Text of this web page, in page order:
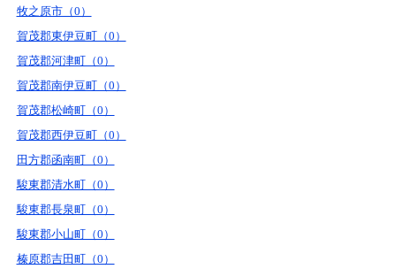
牧之原市（0）
賀茂郡東伊豆町（0）
賀茂郡河津町（0）
賀茂郡南伊豆町（0）
賀茂郡松崎町（0）
賀茂郡西伊豆町（0）
田方郡函南町（0）
駿東郡清水町（0）
駿東郡長泉町（0）
駿東郡小山町（0）
榛原郡吉田町（0）